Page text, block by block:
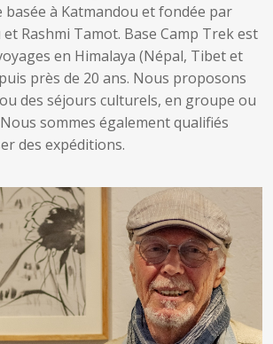
à Katmandou et fondée par
et Rashmi Tamot. Base Camp Trek est
en Himalaya (Népal, Tibet et
près de 20 ans. Nous proposons
des séjours culturels, en groupe ou
sommes également qualifiés
des expéditions.